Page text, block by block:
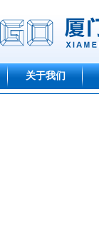
关于我们